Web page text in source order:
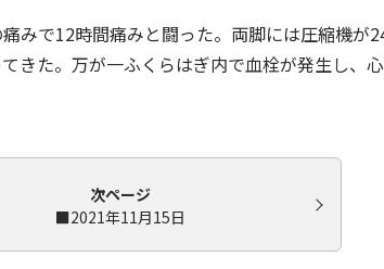
みで12時間痛みと闘った。両脚には圧縮機が
きた。万が一ふくらはぎ内で血栓が発生し、
次ページ
■2021年11月15日